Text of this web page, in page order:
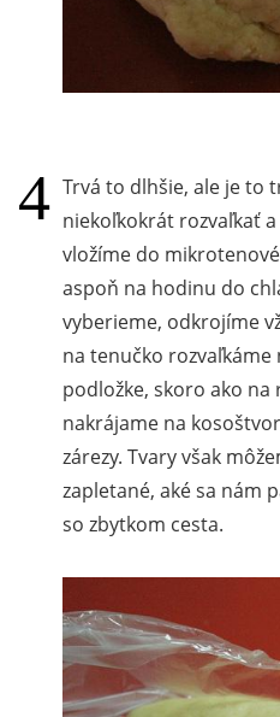
Trvá to dlhšie, ale je to
niekoľkokrát rozvaľkať
vložíme do
aspoň na hodinu do
vyberieme, odkrojíme
na tenučko
podložke, skoro ako na
nakrájame na
zárezy. Tvary však
zapletané, aké sa nám
so zbytkom cesta.